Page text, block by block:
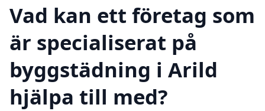
Vad kan ett företag som
är specialiserat på
byggstädning i Arild
hjälpa till med?